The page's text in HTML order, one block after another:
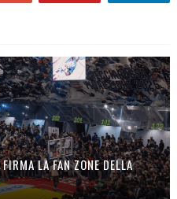
LA FAN ZONE DELLA